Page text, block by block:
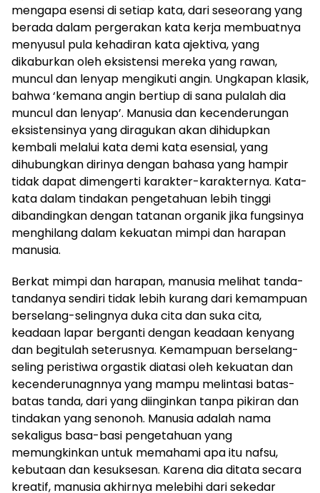
mengapa esensi di setiap kata, dari seseorang yang
berada dalam pergerakan kata kerja membuatnya
menyusul pula kehadiran kata ajektiva, yang
dikaburkan oleh eksistensi mereka yang rawan,
muncul dan lenyap mengikuti angin. Ungkapan klasik,
bahwa ‘kemana angin bertiup di sana pulalah dia
muncul dan lenyap’. Manusia dan kecenderungan
eksistensinya yang diragukan akan dihidupkan
kembali melalui kata demi kata esensial, yang
dihubungkan dirinya dengan bahasa yang hampir
tidak dapat dimengerti karakter-karakternya. Kata-
kata dalam tindakan pengetahuan lebih tinggi
dibandingkan dengan tatanan organik jika fungsinya
menghilang dalam kekuatan mimpi dan harapan
manusia.
Berkat mimpi dan harapan, manusia melihat tanda-
tandanya sendiri tidak lebih kurang dari kemampuan
berselang-selingnya duka cita dan suka cita,
keadaan lapar berganti dengan keadaan kenyang
dan begitulah seterusnya. Kemampuan berselang-
seling peristiwa orgastik diatasi oleh kekuatan dan
kecenderunagnnya yang mampu melintasi batas-
batas tanda, dari yang diinginkan tanpa pikiran dan
tindakan yang senonoh. Manusia adalah nama
sekaligus basa-basi pengetahuan yang
memungkinkan untuk memahami apa itu nafsu,
kebutaan dan kesuksesan. Karena dia ditata secara
kreatif, manusia akhirnya melebihi dari sekedar